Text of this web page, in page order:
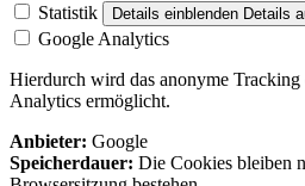
Statistik
Details einblenden Details
Google Analytics
Hierdurch wird das anonyme
Analytics ermöglicht.
Anbieter: Google
Speicherdauer: Die Cookies bleiben